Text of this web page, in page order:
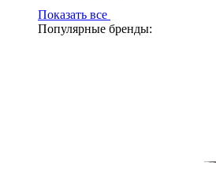
Показать все
Популярные бренды: